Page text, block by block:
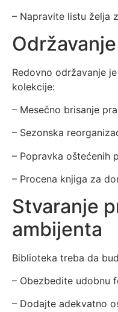
– Napravite listu želja
Redovno održavanje
kolekcije:
– Mesečno brisanje
– Sezonska
– Popravka oštećenih
– Procena knjiga za
Stvaranje
ambijenta
Biblioteka treba da
– Obezbedite udobnu
– Dodajte adekvatno